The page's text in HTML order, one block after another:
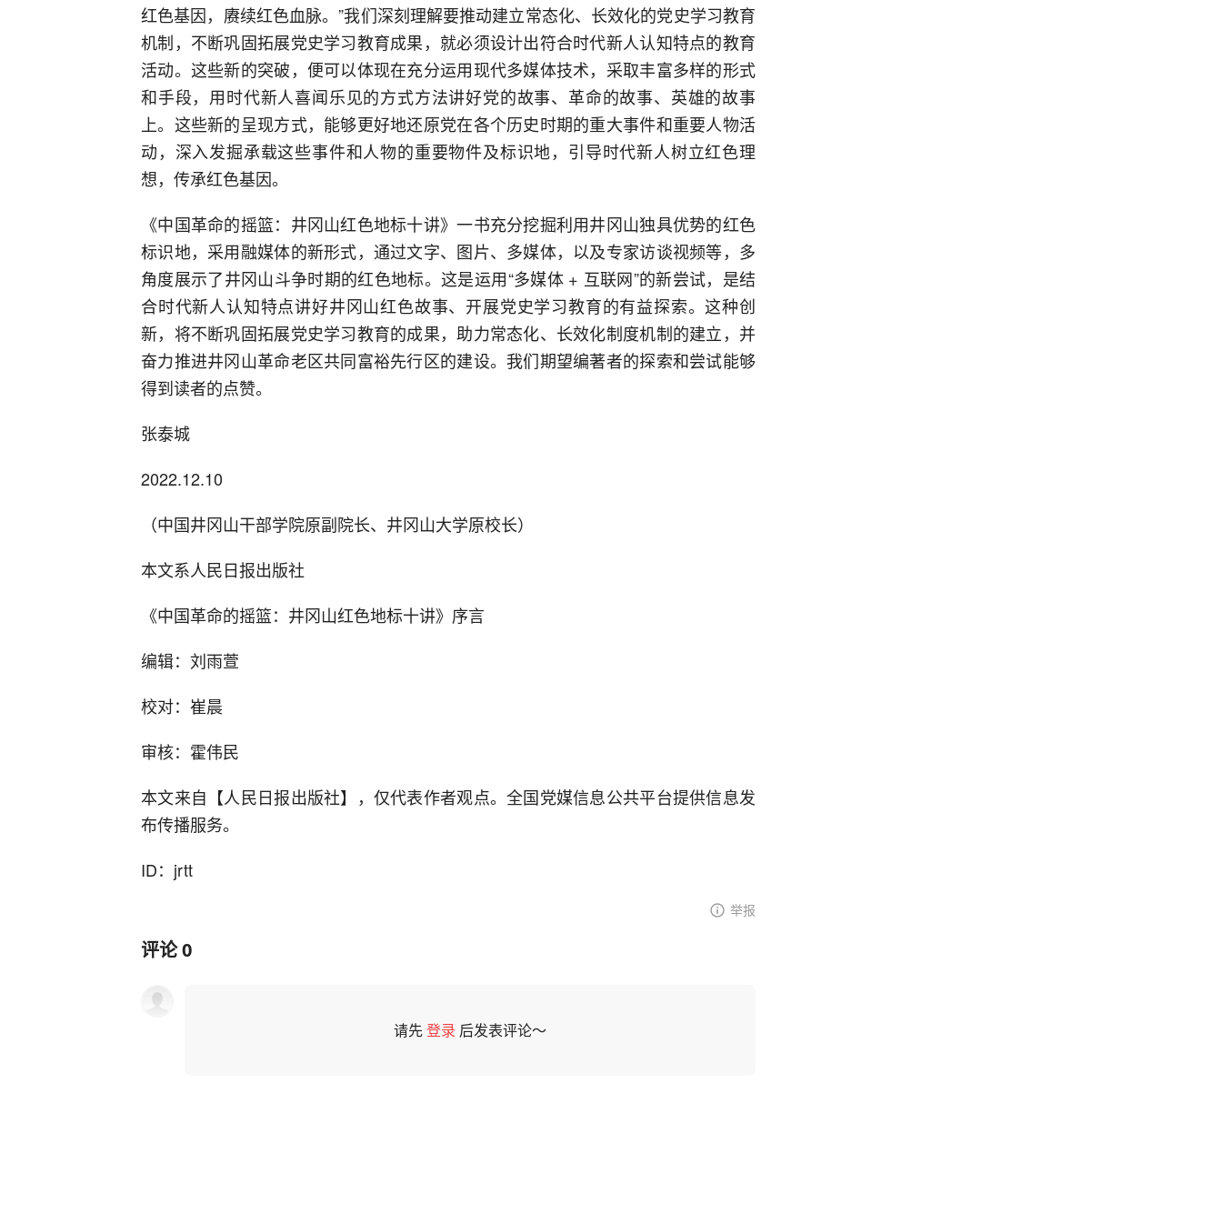
红色基因，赓续红色血脉。”我们深刻理解要推动建立常态化、长效化的党史学习教育
机制，不断巩固拓展党史学习教育成果，就必须设计出符合时代新人认知特点的教育
活动。这些新的突破，便可以体现在充分运用现代多媒体技术，采取丰富多样的形式
和手段，用时代新人喜闻乐见的方式方法讲好党的故事、革命的故事、英雄的故事
上。这些新的呈现方式，能够更好地还原党在各个历史时期的重大事件和重要人物活
动，深入发掘承载这些事件和人物的重要物件及标识地，引导时代新人树立红色理
想，传承红色基因。
《中国革命的摇篮：井冈山红色地标十讲》一书充分挖掘利用井冈山独具优势的红色
标识地，采用融媒体的新形式，通过文字、图片、多媒体，以及专家访谈视频等，多
角度展示了井冈山斗争时期的红色地标。这是运用“多媒体 + 互联网”的新尝试，是结
合时代新人认知特点讲好井冈山红色故事、开展党史学习教育的有益探索。这种创
新，将不断巩固拓展党史学习教育的成果，助力常态化、长效化制度机制的建立，并
奋力推进井冈山革命老区共同富裕先行区的建设。我们期望编著者的探索和尝试能够
得到读者的点赞。
张泰城
2022.12.10
（中国井冈山干部学院原副院长、井冈山大学原校长）
本文系人民日报出版社
《中国革命的摇篮：井冈山红色地标十讲》序言
编辑：刘雨萱
校对：崔晨
审核：霍伟民
本文来自【人民日报出版社】，仅代表作者观点。全国党媒信息公共平台提供信息发
布传播服务。
ID：jrtt
举报
评论0
请先登录 后发表评论～